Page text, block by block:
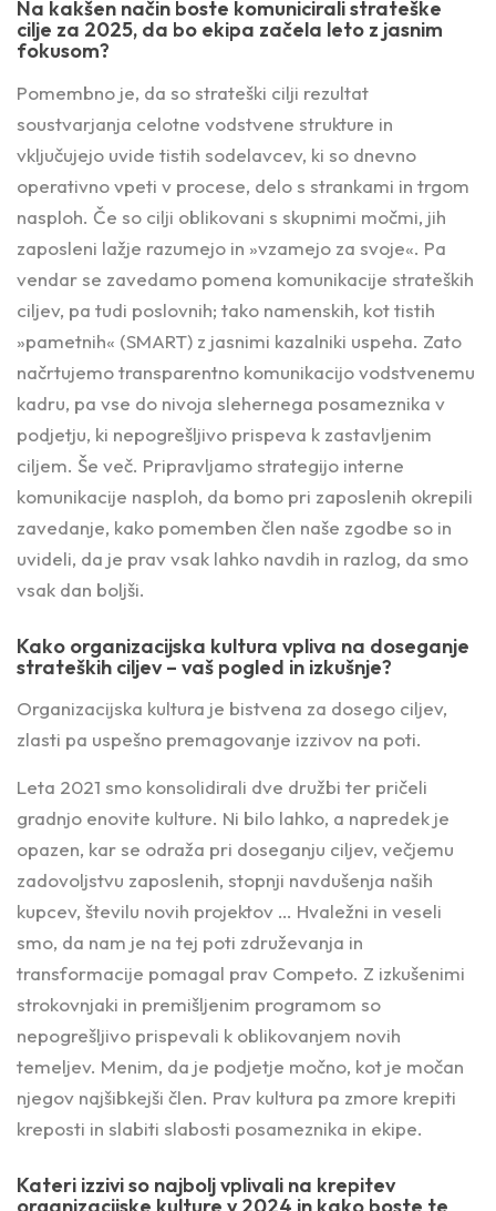
Na kakšen način boste komunicirali strateške
cilje za 2025, da bo ekipa začela leto z jasnim
fokusom?
Pomembno je, da so strateški cilji rezultat
soustvarjanja celotne vodstvene strukture in
vključujejo uvide tistih sodelavcev, ki so dnevno
operativno vpeti v procese, delo s strankami in trgom
nasploh. Če so cilji oblikovani s skupnimi močmi, jih
zaposleni lažje razumejo in »vzamejo za svoje«. Pa
vendar se zavedamo pomena komunikacije strateških
ciljev, pa tudi poslovnih; tako namenskih, kot tistih
»pametnih« (SMART) z jasnimi kazalniki uspeha. Zato
načrtujemo transparentno komunikacijo vodstvenemu
kadru, pa vse do nivoja slehernega posameznika v
podjetju, ki nepogrešljivo prispeva k zastavljenim
ciljem. Še več. Pripravljamo strategijo interne
komunikacije nasploh, da bomo pri zaposlenih okrepili
zavedanje, kako pomemben člen naše zgodbe so in
uvideli, da je prav vsak lahko navdih in razlog, da smo
vsak dan boljši.
Kako organizacijska kultura vpliva na doseganje
strateških ciljev – vaš pogled in izkušnje?
Organizacijska kultura je bistvena za dosego ciljev,
zlasti pa uspešno premagovanje izzivov na poti.
Leta 2021 smo konsolidirali dve družbi ter pričeli
gradnjo enovite kulture. Ni bilo lahko, a napredek je
opazen, kar se odraža pri doseganju ciljev, večjemu
zadovoljstvu zaposlenih, stopnji navdušenja naših
kupcev, številu novih projektov … Hvaležni in veseli
smo, da nam je na tej poti združevanja in
transformacije pomagal prav Competo. Z izkušenimi
strokovnjaki in premišljenim programom so
nepogrešljivo prispevali k oblikovanjem novih
temeljev. Menim, da je podjetje močno, kot je močan
njegov najšibkejši člen. Prav kultura pa zmore krepiti
kreposti in slabiti slabosti posameznika in ekipe.
Kateri izzivi so najbolj vplivali na krepitev
organizacijske kulture v 2024 in kako boste te